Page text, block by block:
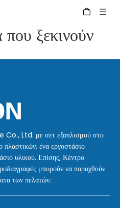
που ξεκινούν
Ltd. με σετ εξοπλισμού στο
πλαστικών, ένα εργοστάσιο
υλικού. Επίσης, Κέντρο
μπορούν να παραχθούν
των πελατών.